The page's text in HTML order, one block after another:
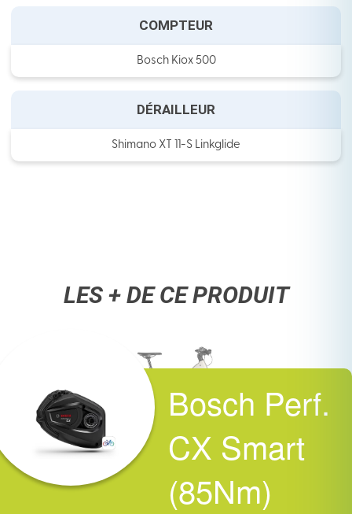
COMPTEUR
Bosch Kiox 500
DÉRAILLEUR
Shimano XT 11-S Linkglide
LES + DE CE PRODUIT
Bosch Perf.
CX Smart
(85Nm)